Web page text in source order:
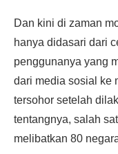
Dan kini di zaman
hanya didasari dari
penggunanya yang
dari media sosial ke
tersohor setelah
tentangnya, salah
melibatkan 80